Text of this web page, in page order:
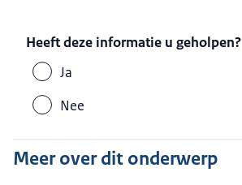
Heeft deze informatie u geholpen?
Ja
Nee
Meer over dit onderwerp